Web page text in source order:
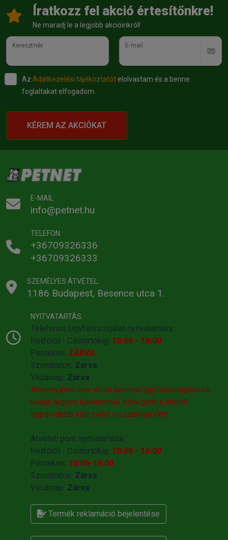
Íratkozz fel akció értesítőnkre!
Ne maradj le a legjobb akcióinkról!
Keresztnév E-mail
Az Adatkezelési tájékoztatót elolvastam és a benne
foglaltakat elfogadom.
KÉREM AZ AKCIÓKAT
E-MAIL:
info@petnet.hu
TELEFON:
+36709326336
+36709326333
SZEMÉLYES ÁTVÉTEL:
1186 Budapest, Besence utca 1.
NYITVATARTÁS:
Telefonos Ügyfélszolgálat nyitvatartása:
Hétfőtől - Csütörtökig: 10:00 - 16:00
Pénteken: ZÁRVA
Szombaton: Zárva
Vasárnap: Zárva
Amennyiben nem éri el azonnal ügyfélszolgálatunk,
kérjük legyen türelemmel, kollégánk a lehető
legrövidebb időn belül visszahivja Önt!
Átvételi pont nyitvatartása:
Hétfőtől - Csütörtökig: 10:00 - 16:00
Pénteken: 10:00-14:00
Szombaton: Zárva
Vasárnap: Zárva
Termék reklamáció bejelentése